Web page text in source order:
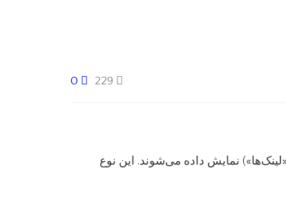
نمایش داده می‌شوند. این نوع